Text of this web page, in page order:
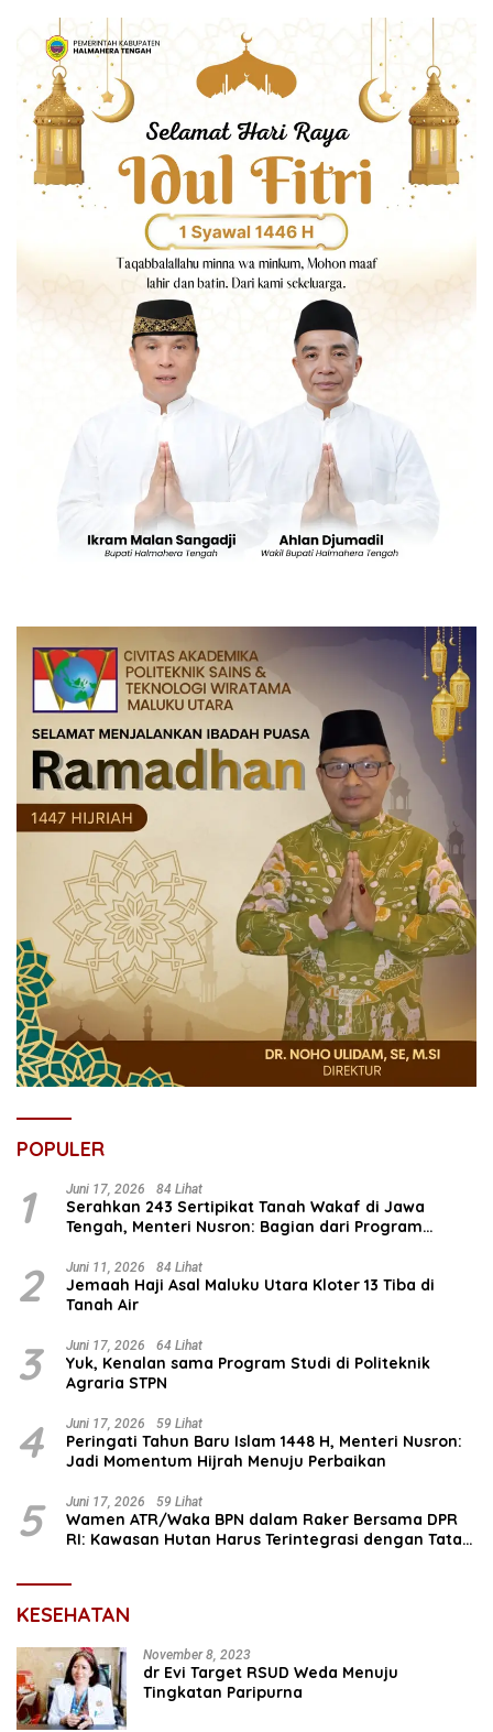
POPULER
1 Juni 17, 2026 84 Lihat
Serahkan 243 Sertipikat Tanah Wakaf di Jawa
Tengah, Menteri Nusron: Bagian dari Program
Umat
2 Juni 11, 2026 84 Lihat
Jemaah Haji Asal Maluku Utara Kloter 13 Tiba di
Tanah Air
3 Juni 17, 2026 64 Lihat
Yuk, Kenalan sama Program Studi di Politeknik
Agraria STPN
4 Juni 17, 2026 59 Lihat
Peringati Tahun Baru Islam 1448 H, Menteri Nusron:
Jadi Momentum Hijrah Menuju Perbaikan
5 Juni 17, 2026 59 Lihat
Wamen ATR/Waka BPN dalam Raker Bersama DPR
RI: Kawasan Hutan Harus Terintegrasi dengan Tata
KESEHATAN
November 8, 2023
dr Evi Target RSUD Weda Menuju
Tingkatan Paripurna